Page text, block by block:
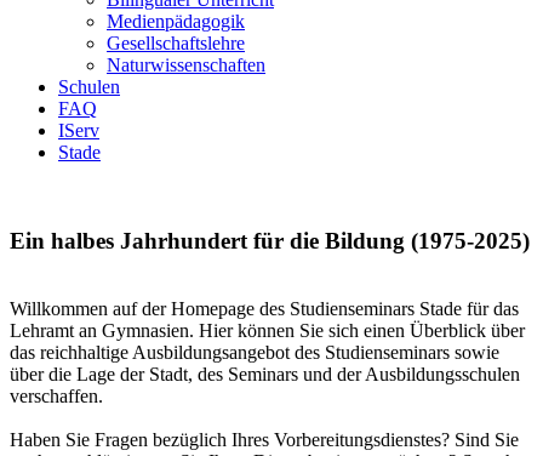
Medienpädagogik
Gesellschaftslehre
Naturwissenschaften
Schulen
FAQ
IServ
Stade
Ein halbes Jahrhundert für die Bildung (1975-2025)
Willkommen auf der Homepage des Studienseminars Stade für das
Lehramt an Gymnasien. Hier können Sie sich einen Überblick über
das reichhaltige Ausbildungsangebot des Studienseminars sowie
über die Lage der Stadt, des Seminars und der Ausbildungsschulen
verschaffen.
Haben Sie Fragen bezüglich Ihres Vorbereitungsdienstes? Sind Sie